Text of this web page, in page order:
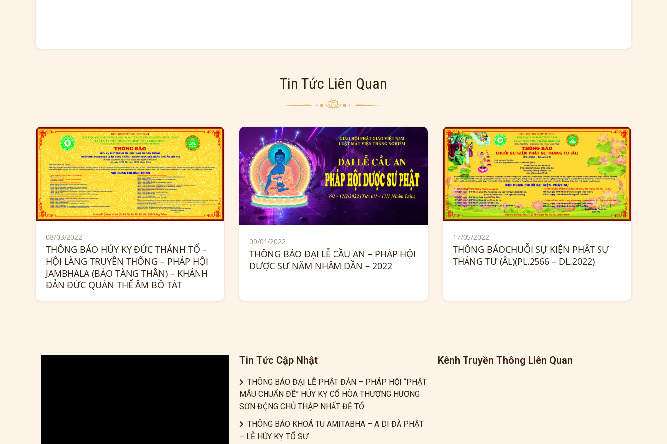
Tin Tức Liên Quan
08/03/2022
THÔNG BÁO HÚY KỴ ĐỨC THÁNH TỔ –
HỘI LÀNG TRUYỀN THỐNG – PHÁP HỘI
JAMBHALA (BẢO TÀNG THẦN) – KHÁNH
ĐẢN ĐỨC QUÁN THẾ ÂM BỒ TÁT
09/01/2022
THÔNG BÁO ĐẠI LỄ CẦU AN – PHÁP HỘI
DƯỢC SƯ NĂM NHÂM DẦN – 2022
17/05/2022
THÔNG BÁOCHUỖI SỰ KIỆN PHẬT SỰ
THÁNG TƯ (ÂL)(PL.2566 – DL.2022)
Tin Tức Cập Nhật
THÔNG BÁO ĐẠI LỄ PHẬT ĐẢN – PHÁP HỘI “PHẬT
MẪU CHUẨN ĐỀ” HÚY KỴ CỐ HÒA THƯỢNG HƯƠNG
SƠN ĐỘNG CHỦ THẬP NHẤT ĐỆ TỔ
THÔNG BÁO KHOÁ TU AMITABHA – A DI ĐÀ PHẬT
– LỄ HÚY KỴ TỔ SƯ
Kênh Truyền Thông Liên Quan